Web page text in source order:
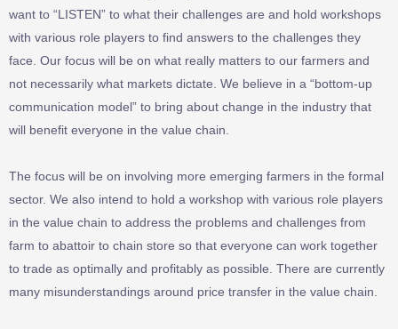
want to “LISTEN” to what their challenges are and hold workshops
with various role players to find answers to the challenges they
face. Our focus will be on what really matters to our farmers and
not necessarily what markets dictate. We believe in a “bottom-up
communication model” to bring about change in the industry that
will benefit everyone in the value chain.
The focus will be on involving more emerging farmers in the formal
sector. We also intend to hold a workshop with various role players
in the value chain to address the problems and challenges from
farm to abattoir to chain store so that everyone can work together
to trade as optimally and profitably as possible. There are currently
many misunderstandings around price transfer in the value chain.